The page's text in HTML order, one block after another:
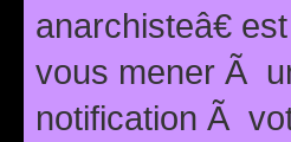
anarchisteâ€
vous mener Ã
notification Ã